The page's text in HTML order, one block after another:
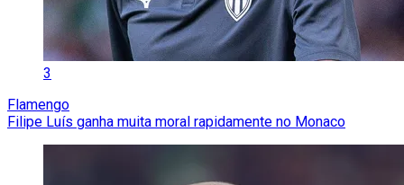
3
Flamengo
Filipe Luís ganha muita moral rapidamente no Monaco